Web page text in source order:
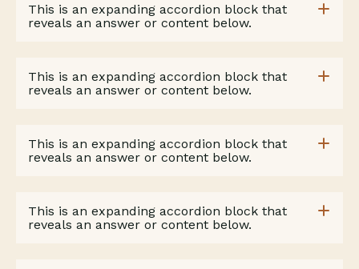
This is an expanding accordion block that
reveals an answer or content below.
This is an expanding accordion block that
reveals an answer or content below.
This is an expanding accordion block that
reveals an answer or content below.
This is an expanding accordion block that
reveals an answer or content below.